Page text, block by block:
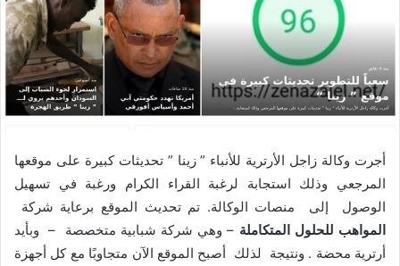
إ
ك
ت
ر
أجرت وكالة زاجل الأرترية للأنباء ” زينا ” تحديثات كبيرة على موقعها
المرجعي وذلك استجابة لرغبة القراء الكرام ورغبة في تسهيل
الوصول إلى منصات الوكالة. تم تحديث الموقع برعاية شركة
المواهب للحلول المتكاملة – وهي شركة شبابية متخصصة – وبأيد
أرترية محضة . ونتيجة لذلك أصبح الموقع الآن متجاوبًا مع كل أجهزة